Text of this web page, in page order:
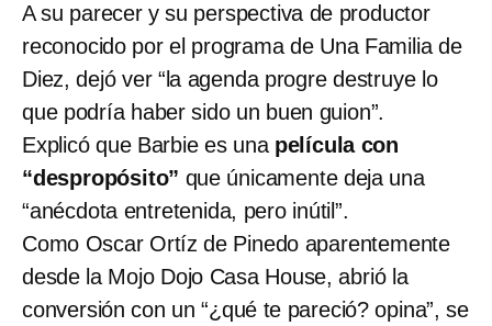
A su parecer y su perspectiva de productor
reconocido por el programa de Una Familia de
Diez, dejó ver “la agenda progre destruye lo
que podría haber sido un buen guion”.
Explicó que Barbie es una película con
“despropósito” que únicamente deja una
“anécdota entretenida, pero inútil”.
Como Oscar Ortíz de Pinedo aparentemente
desde la Mojo Dojo Casa House, abrió la
conversión con un “¿qué te pareció? opina”, se